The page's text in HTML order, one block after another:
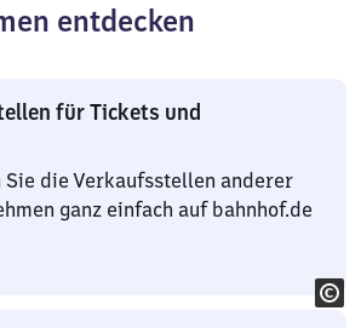
entdecken
für Tickets und
die Verkaufsstellen anderer
ganz einfach auf bahnhof.de